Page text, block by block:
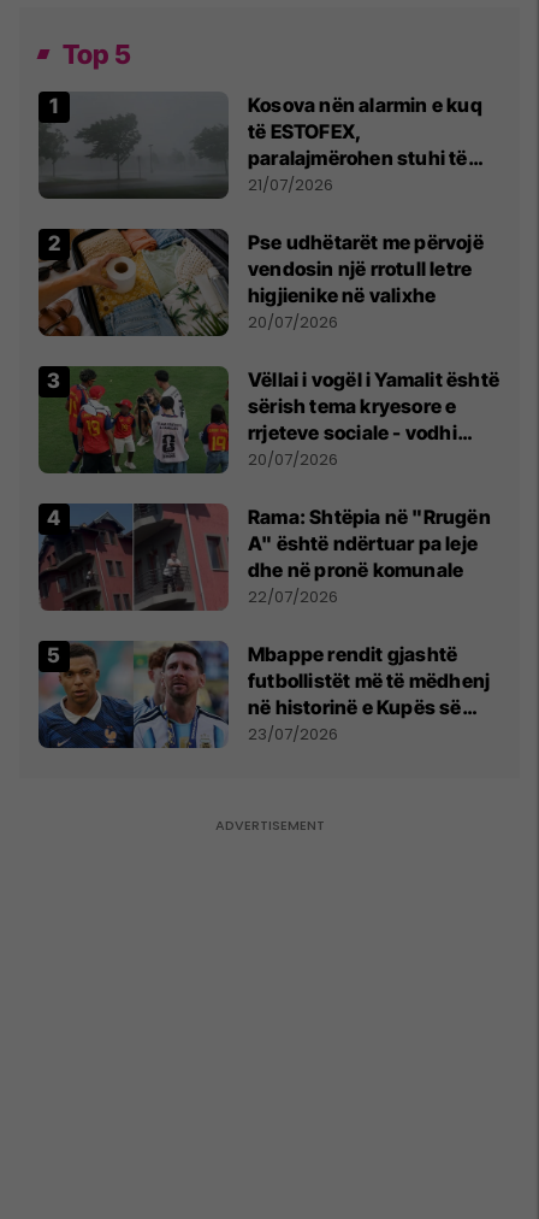
Top 5
Kosova nën alarmin e kuq
të ESTOFEX,
paralajmërohen stuhi të
fuqishme me breshër dhe
21/07/2026
Pse udhëtarët me përvojë
vendosin një rrotull letre
higjienike në valixhe
20/07/2026
Vëllai i vogël i Yamalit është
sërish tema kryesore e
rrjeteve sociale - vodhi
vëmendjen pas finales së
20/07/2026
Rama: Shtëpia në "Rrugën
A" është ndërtuar pa leje
dhe në pronë komunale
22/07/2026
Mbappe rendit gjashtë
futbollistët më të mëdhenj
në historinë e Kupës së
Botës, Messi mbetet i dyti
23/07/2026